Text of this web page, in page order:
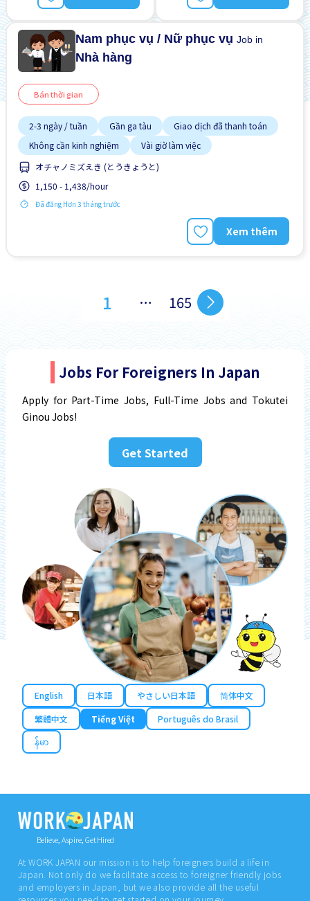
Nam phục vụ / Nữ phục vụJob in
Nhà hàng
Bán thời gian
2-3 ngày / tuần Gần ga tàu
Giao dịch đã thanh toán
Không cần kinh nghiệm
Vài giờ làm việc
オチャノミズえき (とうきょうと)
1,150 - 1,438/hour
Đã đăng Hơn 3 tháng trước
Xem thêm
1 … 165
Jobs For Foreigners In Japan
Apply for Part-Time Jobs, Full-Time Jobs and Tokutei
Ginou Jobs!
Get Started
English 日本語 やさしい日本語
简体中文
繁體中文
Tiếng Việt
Português do Brasil
န်မာ
Believe, Aspire, Get Hired
At WORK JAPAN our mission is to help foreigners build a life in
Japan. Not only do we facilitate access to foreigner friendly jobs
and employers in Japan, but we also provide all the useful